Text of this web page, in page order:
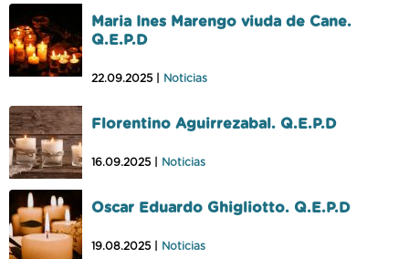
Maria Ines Marengo viuda de Cane.
Q.E.P.D
22.09.2025 | Noticias
Florentino Aguirrezabal. Q.E.P.D
16.09.2025 | Noticias
Oscar Eduardo Ghigliotto. Q.E.P.D
19.08.2025 | Noticias